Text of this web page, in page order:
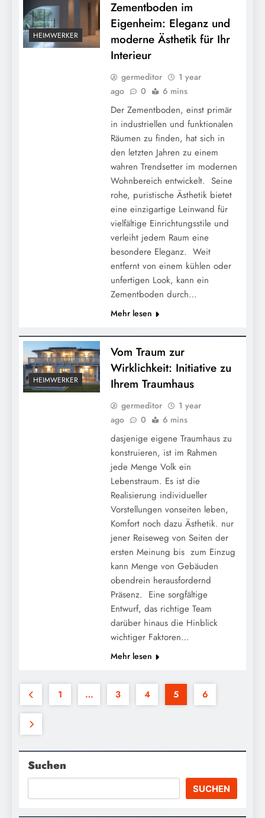
HEIMWERKER
Zementboden im
Eigenheim: Eleganz und
moderne Ästhetik für Ihr
Interieur
germeditor
1 year
ago
0 6 mins
Der Zementboden, einst primär
in industriellen und funktionalen
Räumen zu finden, hat sich in
den letzten Jahren zu einem
wahren Trendsetter im modernen
Wohnbereich entwickelt. Seine
rohe, puristische Ästhetik bietet
eine einzigartige Leinwand für
vielfältige Einrichtungsstile und
verleiht jedem Raum eine
besondere Eleganz. Weit
entfernt von einem kühlen oder
unfertigen Look, kann ein
Zementboden durch…
Mehr lesen
HEIMWERKER
Vom Traum zur
Wirklichkeit: Initiative zu
Ihrem Traumhaus
germeditor
1 year
ago
0 6 mins
dasjenige eigene Traumhaus zu
konstruieren, ist im Rahmen
jede Menge Volk ein
Lebenstraum. Es ist die
Realisierung individueller
Vorstellungen vonseiten leben,
Komfort noch dazu Ästhetik. nur
jener Reiseweg von Seiten der
ersten Meinung bis zum Einzug
kann Menge von Gebäuden
obendrein herausfordernd
Präsenz. Eine sorgfältige
Entwurf, das richtige Team
darüber hinaus die Hinblick
wichtiger Faktoren…
Mehr lesen
1 … 3 4 5 6
Suchen
SUCHEN